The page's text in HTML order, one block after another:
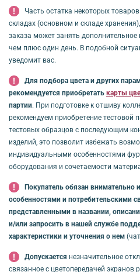
Часть остатка некоторых
складах (основном и складе
заказа может занять
чем плюс один день. В подобной
уведомит вас.
Для подбора цвета и других
рекомендуется приобретать карты
партии. При подготовке к отшиву
рекомендуем приобретение тестовой
тестовых образцов с последующим
изделий, это позволит избежать
индивидуальными особенностями
оборудования и сочетаемости
Покупатель обязан
особенностями и потребительскими
представленными в названии,
и/или запросить в нашей службе
характеристики и уточнения о нем
Допускается незначительное
связанное с цветопередачей экранов